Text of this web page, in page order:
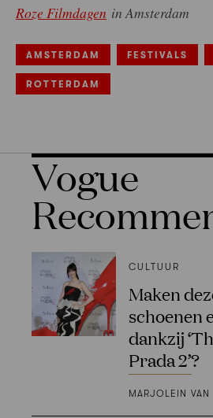
Roze Filmdagen in Amsterdam
AMSTERDAM FESTIVALS
ROTTERDAM
Vogue
CULTUUR
Maken
schoenen
dankzij
Prada 2’?
MARJOLEIN VAN